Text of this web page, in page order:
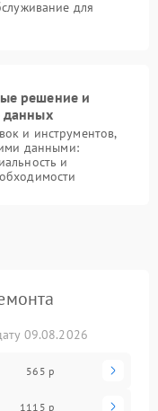
для
решение и
данных
и инструментов,
данными:
и
09.08.2026
565 р
1115 р